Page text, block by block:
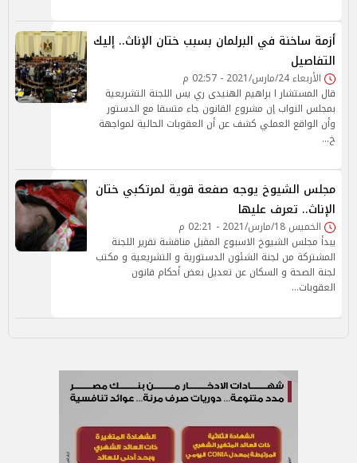
أزمة ساخنة في البرلمان بسبب ختان الإناث.. إليك
التفاصيل
الأربعاء 24/مارس/2021 - 02:57 م
قال المستشار ا براهيم الهنيدى ري يس اللجنة التشريعية
بمجلس النواب إن مشروع القانون جاء متسقا مع الدستور
وأن الواقع العملي كشف عن أن العقوبات الحالية لمواجهة
خ…
مجلس الشيوخ يوجه صفعة قوية لمرتكبي ختان
الإناث.. تعرف عليها
الخميس 18/مارس/2021 - 02:21 م
يبدأ مجلس الشيوخ الاسبوع المقبل مناقشة تقرير اللجنة
المشتركة من لجنة الشئون الدستورية و التشريعية و مكتب
لجنة الصحة و السكان عن تعديل بعض أحكام قانون
العقوبات…